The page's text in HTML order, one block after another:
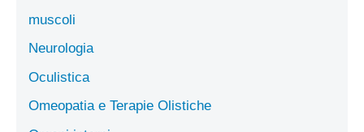
muscoli
Neurologia
Oculistica
Omeopatia e Terapie Olistiche